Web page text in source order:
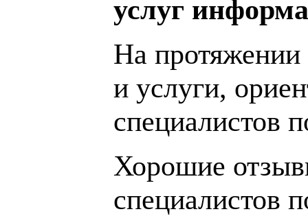
услуг
На протяжении
и услуги,
специалистов
Хорошие
специалистов